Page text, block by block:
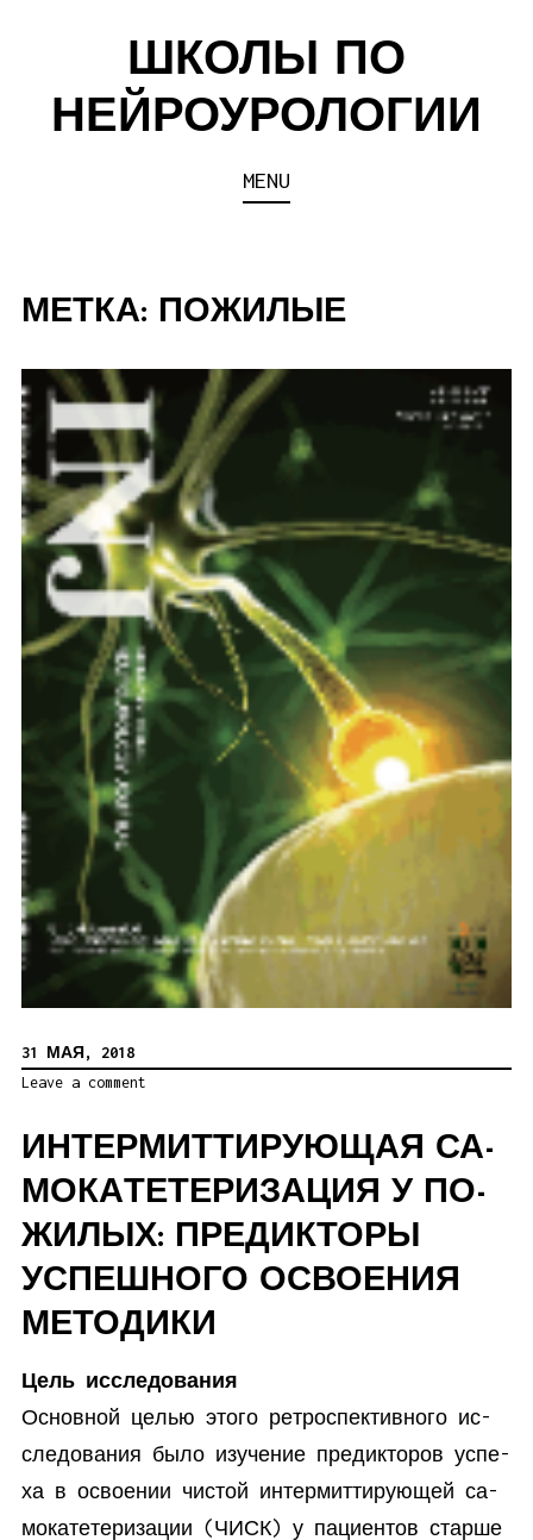
ШКОЛЫ ПО
НЕЙРОУРОЛОГИИ
MENU
МЕТКА: ПОЖИЛЫЕ
31 МАЯ, 2018
Leave a comment
ИН­ТЕР­МИТ­ТИ­РУ­Ю­ЩАЯ СА­
МО­КА­ТЕ­ТЕ­РИ­ЗА­ЦИЯ У ПО­
ЖИ­ЛЫХ: ПРЕ­ДИК­ТО­РЫ
УСПЕШ­НО­ГО ОСВО­Е­НИЯ
МЕ­ТОДИКИ
Цель ис­сле­до­вания
Ос­нов­ной це­лью это­го ре­тро­спек­тив­но­го ис­
сле­до­ва­ния бы­ло изу­че­ние пре­дик­то­ров успе­
ха в осво­е­нии чи­стой ин­тер­мит­ти­ру­ю­щей са­
мо­ка­те­те­ри­за­ции (ЧИСК) у па­ци­ен­тов стар­ше